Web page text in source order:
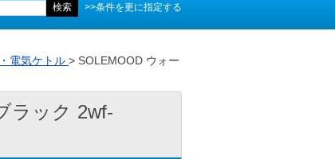
>>条件を更に指定する
電気ケトル > SOLEMOOD ウォー
ラック 2wf-